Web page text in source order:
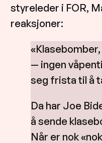
styreleder i FOR,
reaksjoner:
— ingen
seg frista til å
Da har Joe
å sende
Når er nok